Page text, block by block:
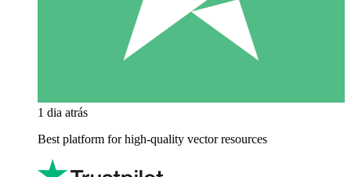
1 dia atrás
Best platform for high-quality vector resources